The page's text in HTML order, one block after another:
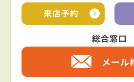
来店予約
総合窓口
メール